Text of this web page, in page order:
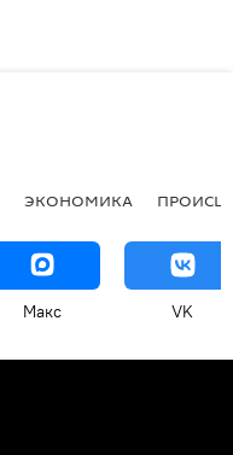
ЭКОНОМИКА
Макс VK